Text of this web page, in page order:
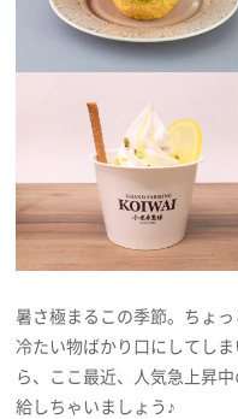
インタビュー
フィルム
Emoメン
ランキング
Emo!miuとは？
暑さ極まるこの季節。ちょ
冷たい物ばかり口にしてし
ら、ここ最近、人気急上昇
給しちゃいましょう♪